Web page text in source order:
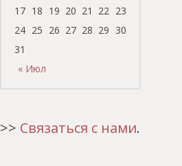
« Июл
17 18 19 20 21 22 23
24 25 26 27 28 29 30
31
>> Связаться с нами.